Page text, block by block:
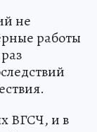
не
работы
ВГСЧ, и в